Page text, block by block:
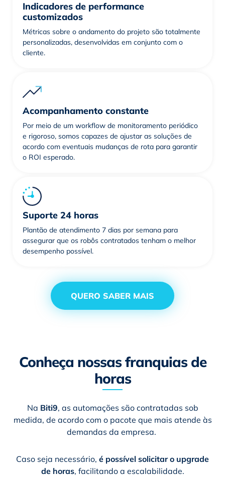
Indicadores de performance
customizados
Métricas sobre o andamento do projeto são totalmente
personalizadas, desenvolvidas em conjunto com o
cliente.
Acompanhamento constante
Por meio de um workflow de monitoramento periódico
e rigoroso, somos capazes de ajustar as soluções de
acordo com eventuais mudanças de rota para garantir
o ROI esperado.
Suporte 24 horas
Plantão de atendimento 7 dias por semana para
assegurar que os robôs contratados tenham o melhor
desempenho possível.
QUERO SABER MAIS
Conheça nossas franquias de
horas
Na Biti9, as automações são contratadas sob
medida, de acordo com o pacote que mais atende às
demandas da empresa.
Caso seja necessário, é possível solicitar o upgrade
de horas, facilitando a escalabilidade.